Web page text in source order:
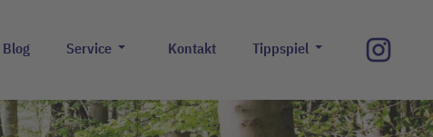
Blog Service Kontakt Tippspiel